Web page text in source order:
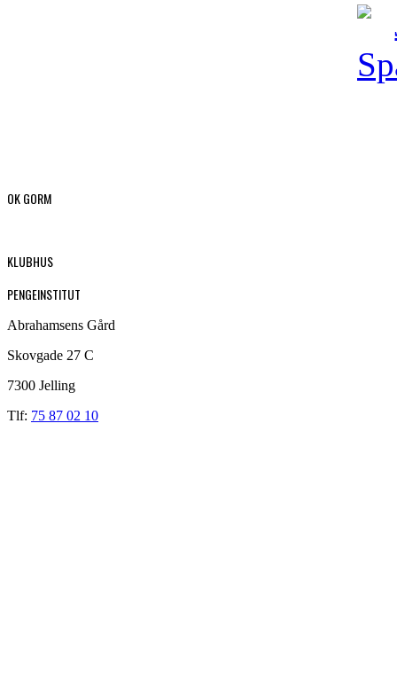
OK GORM
KLUBHUS
PENGEINSTITUT
Abrahamsens Gård
Skovgade 27 C
7300 Jelling
Tlf: 75 87 02 10